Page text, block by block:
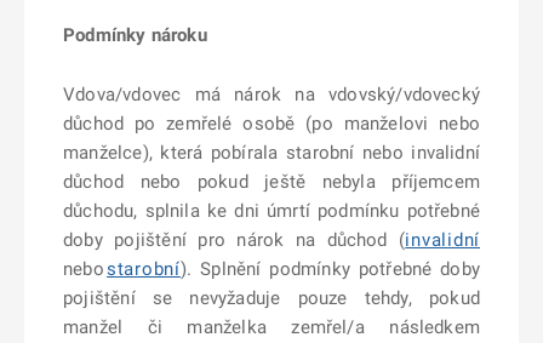
Podmínky nároku
Vdova/vdovec má nárok na vdovský/vdovecký
důchod po zemřelé osobě (po manželovi nebo
manželce), která pobírala starobní nebo invalidní
důchod nebo pokud ještě nebyla příjemcem
důchodu, splnila ke dni úmrtí podmínku potřebné
doby pojištění pro nárok na důchod (invalidní
nebostarobní). Splnění podmínky potřebné doby
pojištění se nevyžaduje pouze tehdy, pokud
manžel či manželka zemřel/a následkem